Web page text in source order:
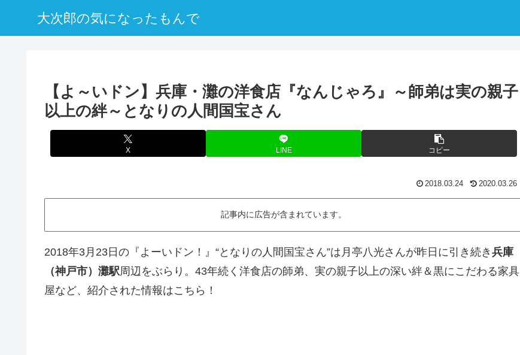
大次郎の気になったもんで
【よ～いドン】兵庫・灘の洋食店『なんじゃろ』～師弟は実の親子
以上の絆～となりの人間国宝さん
X LINE コピー
2018.03.24 2020.03.26
記事内に広告が含まれています。
2018年3月23日の『よーいドン！』“となりの人間国宝さん”は月亭八光さんが昨日に引き続き 兵庫
（神戸市）灘駅周辺をぶらり。43年続く洋食店の師弟、実の親子以上の深い絆＆黒にこだわる家具
屋など、紹介された情報はこちら！